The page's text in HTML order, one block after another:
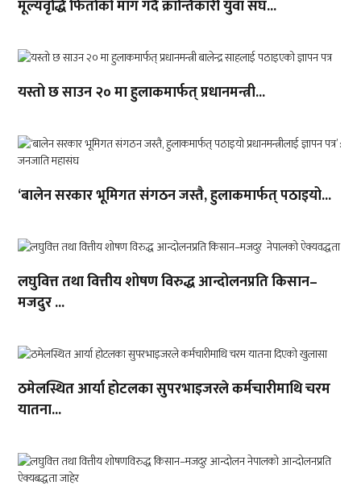
मूल्यवृद्धि फिर्ताको माग गर्दै क्रान्तिकारी युवा संघ...
यस्तो छ साउन २० मा हुलाकमार्फत् प्रधानमन्त्री...
‘बालेन सरकार भूमिगत संगठन जस्तै, हुलाकमार्फत् पठाइयो...
लघुवित्त तथा वित्तीय शोषण विरुद्ध आन्दोलनप्रति किसान–
मजदुर ...
ठमेलस्थित आर्या होटलका सुपरभाइजरले कर्मचारीमाथि चरम
यातना...